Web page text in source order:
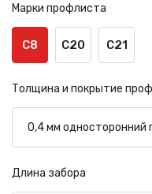
Марки профлиста
С8 С20 С21
Толщина и покрытие
Длина забора